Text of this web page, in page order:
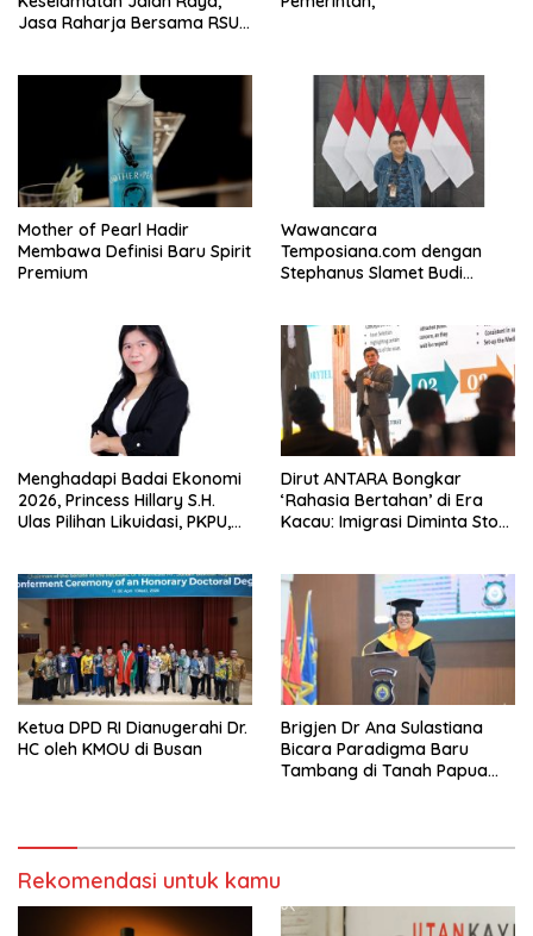
Jasa Raharja Bersama RSU
Komprehensif di Jagakarsa
Mother of Pearl Hadir
Membawa Definisi Baru Spirit
Premium
Wawancara
Temposiana.com dengan
Stephanus Slamet Budi
Menghadapi Badai Ekonomi
2026, Princess Hillary S.H.
Ulas Pilihan Likuidasi, PKPU,
Dirut ANTARA Bongkar
‘Rahasia Bertahan’ di Era
Kacau: Imigrasi Diminta Stop
Ketua DPD RI Dianugerahi Dr.
HC oleh KMOU di Busan
Brigjen Dr Ana Sulastiana
Bicara Paradigma Baru
Tambang di Tanah Papua
Rekomendasi untuk kamu